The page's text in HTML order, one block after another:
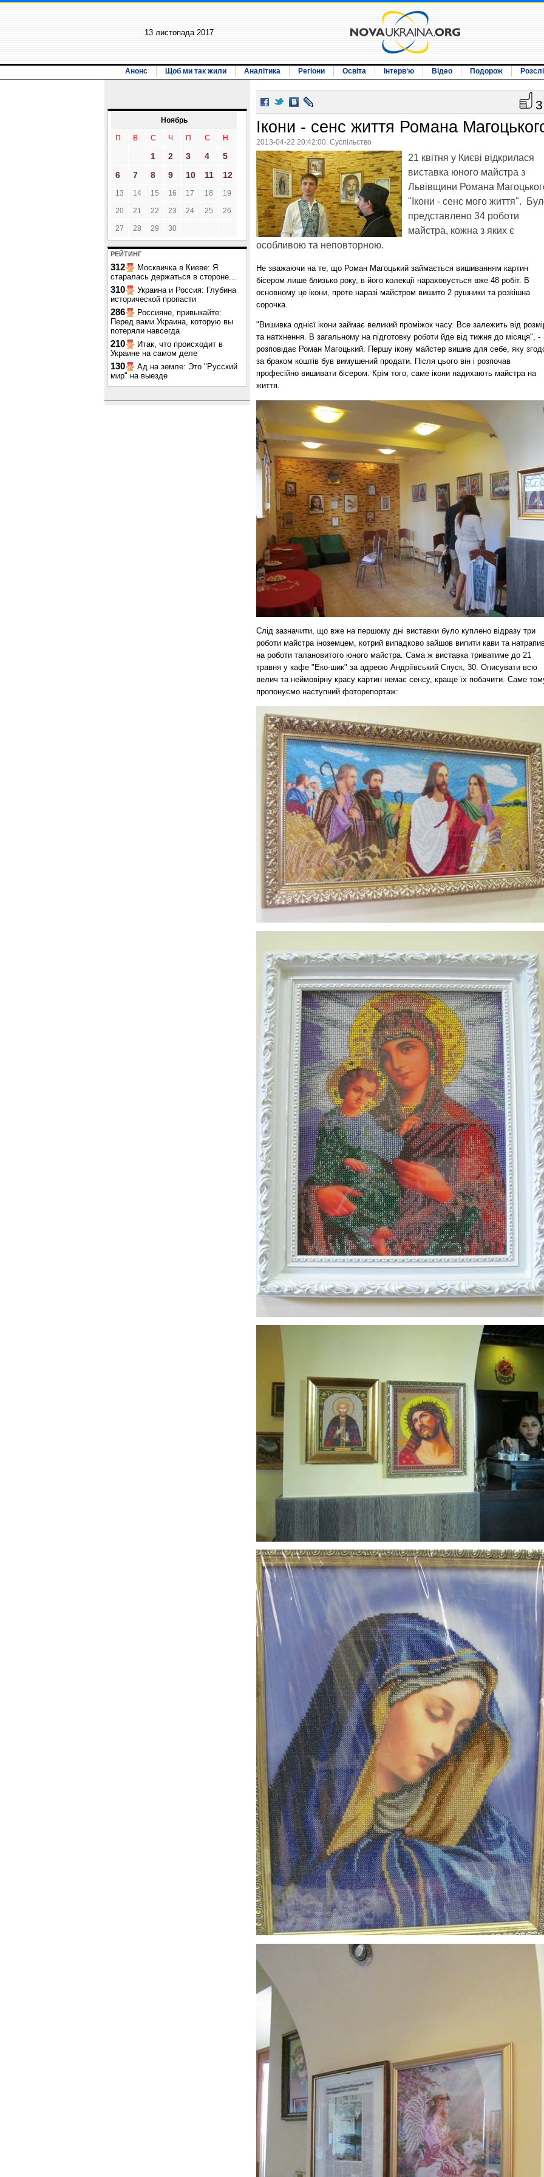
13 листопада 2017
Анонс Щоб ми так жили Аналітика Регіони Освіта Інтерв‘ю Відео Подорож
Ноябрь
П В С Ч П С Н
1 2 3 4
5
6
7 8 9 10 11 12
13 14 15 16 17 18 19
20 21 22 23 24 25 26
27 28 29 30
РЕЙТИНГ
312
Москвичка в Киеве: Я
старалась держаться в стороне...
310
Украина и Россия: Глубина
исторической пропасти
286
Россияне, привыкайте:
Перед вами Украина, которую вы
потеряли навсегда
210
Итак, что происходит в
Украине на самом деле
130
Ад на земле: Это "Русский
мир" на выезде
3
Ікони - сенс життя Романа
2013-04-22 20:42:00. Суспільство
21 квітня у Києві відкрилася
виставка юного майстра з
Львівщини Романа
"Ікони - сенс мого життя".
представлено 34 роботи
майстра, кожна з яких є
особливою та неповторною.
Не зважаючи на те, що Роман Магоцький займається вишиванням картин
бісером лише близько року, в його колекції нараховується вже 48 робіт. В
основному це ікони, проте наразі майстром вишито 2 рушники та розкішна
сорочка.
"Вишивка однієї ікони займає великий проміжок часу. Все залежить від
та натхнення. В загальному на підготовку роботи йде від тижня до місяця", -
розповідає Роман Магоцький. Першу ікону майстер вишив для себе, яку
за браком коштів був вимушений продати. Після цього він і розпочав
професійно вишивати бісером. Крім того, саме ікони надихають майстра на
життя.
Слід зазначити, що вже на першому дні виставки було куплено відразу три
роботи майстра іноземцем, котрий випадково зайшов випити кави та
на роботи талановитого юного майстра. Сама ж виставка триватиме до 21
травня у кафе "Еко-шик" за адреою Андріївський Спуск, 30. Описувати всю
велич та неймовірну красу картин немає сенсу, краще їх побачити. Саме
пропонуємо наступний фоторепортаж: